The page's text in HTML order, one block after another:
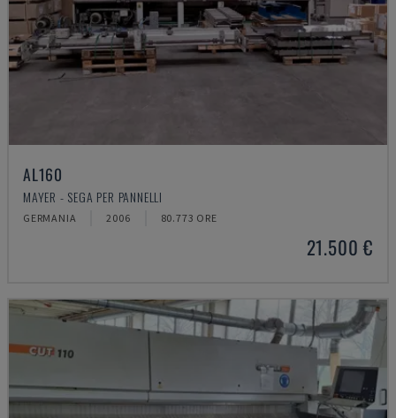
AL160
MAYER - SEGA PER PANNELLI
GERMANIA 2006 80.773 ORE
21.500 €